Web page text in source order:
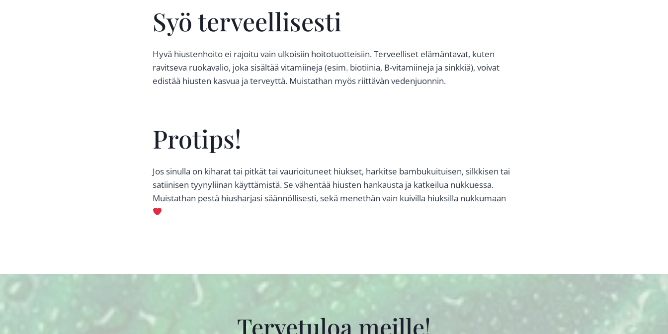
Syö terveellisesti
Hyvä hiustenhoito ei rajoitu vain ulkoisiin hoitotuotteisiin. Terveelliset elämäntavat, kuten
ravitseva ruokavalio, joka sisältää vitamiineja (esim. biotiinia, B-vitamiineja ja sinkkiä), voivat
edistää hiusten kasvua ja terveyttä. Muistathan myös riittävän vedenjuonnin.
Protips!
Jos sinulla on kiharat tai pitkät tai vaurioituneet hiukset, harkitse bambukuituisen, silkkisen tai
satiinisen tyynyliinan käyttämistä. Se vähentää hiusten hankausta ja katkeilua nukkuessa.
Muistathan pestä hiusharjasi säännöllisesti, sekä menethän vain kuivilla hiuksilla nukkumaan
Tervetuloa meille!